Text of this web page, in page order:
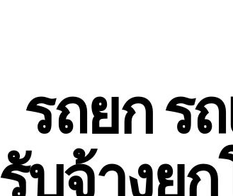
รถยก ร
รับจ้างย